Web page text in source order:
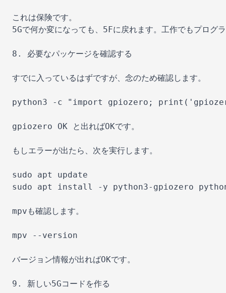
これは保険です。
5Gで何か変になっても、5Fに戻れます。工作でもプログ
8. 必要なパッケージを確認する
すでに入っているはずですが、念のため確認します。
python3 -c "import gpiozero;
gpiozero OK と出ればOKです。
もしエラーが出たら、次を実行します。
sudo apt update
sudo apt install -y python3-gpiozero
mpvも確認します。
mpv --version
バージョン情報が出ればOKです。
9. 新しい5Gコードを作る